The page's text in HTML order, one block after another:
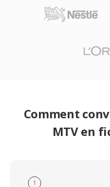
Comment
MTV en
1